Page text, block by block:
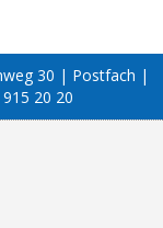
30 | Postfach |
20 20